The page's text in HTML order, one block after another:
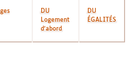
DU
Logement
d'abord
DU
ÉGALITÉS